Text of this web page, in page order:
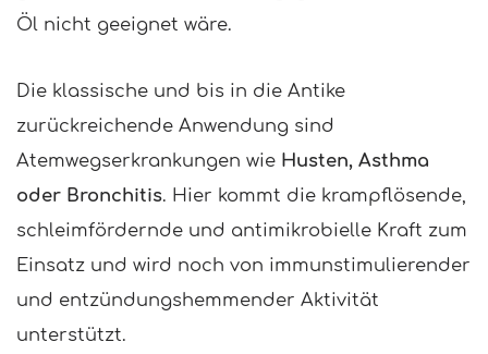
Öl nicht geeignet wäre.
Die klassische und bis in die Antike
zurückreichende Anwendung sind
Atemwegserkrankungen wie Husten, Asthma
oder Bronchitis. Hier kommt die krampflösende,
schleimfördernde und antimikrobielle Kraft zum
Einsatz und wird noch von immunstimulierender
und entzündungshemmender Aktivität
unterstützt.